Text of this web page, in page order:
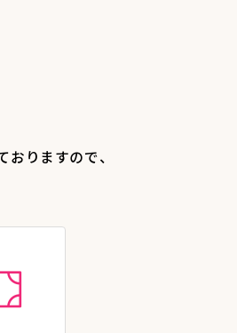
りますので、